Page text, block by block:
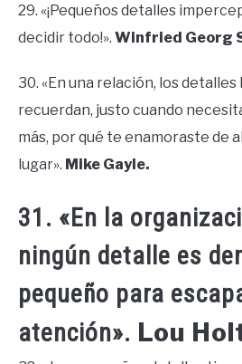
29. «¡Pequeños detalles
decidir todo!». Winfried Georg
30. «En una relación, los
recuerdan, justo cuando
más, por qué te enamoraste de
lugar». Mike Gayle.
31. «En la
ningún detalle es
pequeño para
atención». Lou